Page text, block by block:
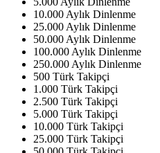
10.000 Aylık Dinlenme
25.000 Aylık Dinlenme
50.000 Aylık Dinlenme
100.000 Aylık Dinlenme
250.000 Aylık Dinlenme
500 Türk Takipçi
1.000 Türk Takipçi
2.500 Türk Takipçi
5.000 Türk Takipçi
10.000 Türk Takipçi
25.000 Türk Takipçi